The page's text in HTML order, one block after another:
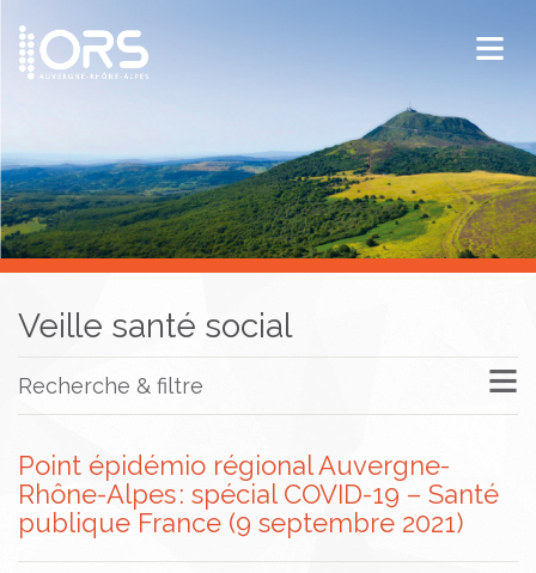
ORS Auvergne-Rhône-Alpes
Publications
Documentation / Veille
Veille santé social
Recherche & filtre
Point épidémio régional Auvergne-
Rhône-Alpes : spécial COVID-19 – Santé
publique France (9 septembre 2021)